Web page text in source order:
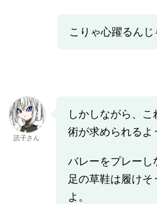
こりゃ心躍るんじ
読子さん
しかしながら、
術が求められるよ
バレーをプレーし
足の草鞋は履けそ
よ。